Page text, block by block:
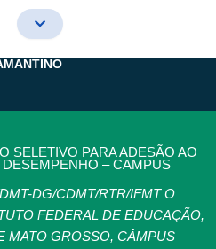
SELETIVO PARA ADESÃO AO
– CAMPUS
DG/CDMT/RTR/IFMT O
FEDERAL DE EDUCAÇÃO,
MATO GROSSO, CÂMPUS